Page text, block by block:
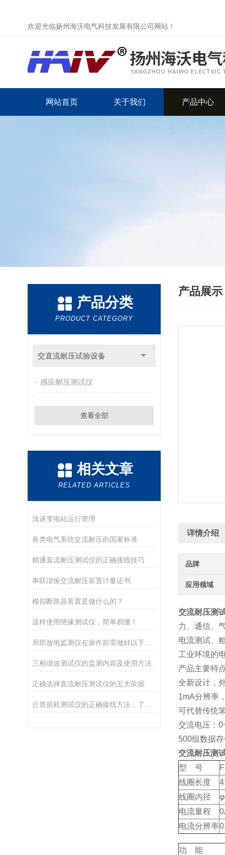
欢迎光临扬州海沃电气科技发展有限公司网站！
网站首页 关于我们 产品中心
产品分类
PRODUCT CATEGORY
交直流耐压试验设备
感应耐压测试仪
查看全部
相关文章
RELATED ARTICLES
浅谈变电站运行管理
各类电气系统交流耐压的国家标准
精通直流耐压测试仪的正确接线技巧
串联谐振交流耐压装置计量证书
模拟断路器装置是做什么的？
这样使用绝缘测试仪，简单易懂！
局部放电监测仪在操作前需做好以下准备
三相谐波测试仪的监测内容及使用方法
正确选择直流耐压测试仪的五大依据
产品展示
详情介绍
品牌
应用领域
交流耐压测
力、通信、
电流测试、
工业环境的
产品主要特
全新设计，
1mA分辨率
可代替传统
交流电压：
500组数据
交流耐压测
型 号
线圈长度
线圈内径
电流量程
电流分辨率
功 能